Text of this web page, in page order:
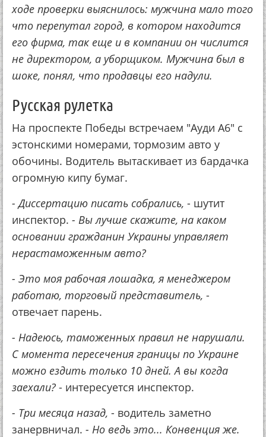
ходе проверки выяснилось: мужчина мало того
что перепутал город, в котором находится
его фирма, так еще и в компании он числится
не директором, а уборщиком. Мужчина был в
шоке, понял, что продавцы его надули.
Русская рулетка
На проспекте Победы встречаем "Ауди А6" с
эстонскими номерами, тормозим авто у
обочины. Водитель вытаскивает из бардачка
огромную кипу бумаг.
- Диссертацию писать собрались, - шутит
инспектор. - Вы лучше скажите, на каком
основании гражданин Украины управляет
нерастаможенным авто?
- Это моя рабочая лошадка, я менеджером
работаю, торговый представитель, -
отвечает парень.
- Надеюсь, таможенных правил не нарушали.
С момента пересечения границы по Украине
можно ездить только 10 дней. А вы когда
заехали? - интересуется инспектор.
- Три месяца назад, - водитель заметно
занервничал. - Но ведь это... Конвенция же.